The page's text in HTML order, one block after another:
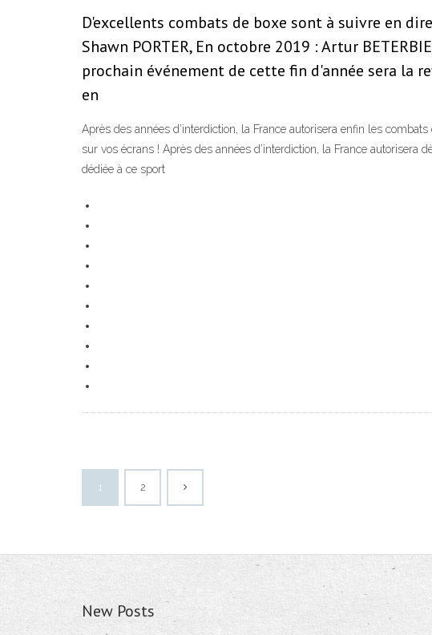
D'excellents combats de boxe sont à suivre en
Shawn PORTER, En octobre 2019 : Artur
prochain événement de cette fin d'année sera la
en
Après des années d’interdiction, la France autorisera enfin les
sur vos écrans ! Après des années d’interdiction, la France
dédiée à ce sport
1 2
New Posts